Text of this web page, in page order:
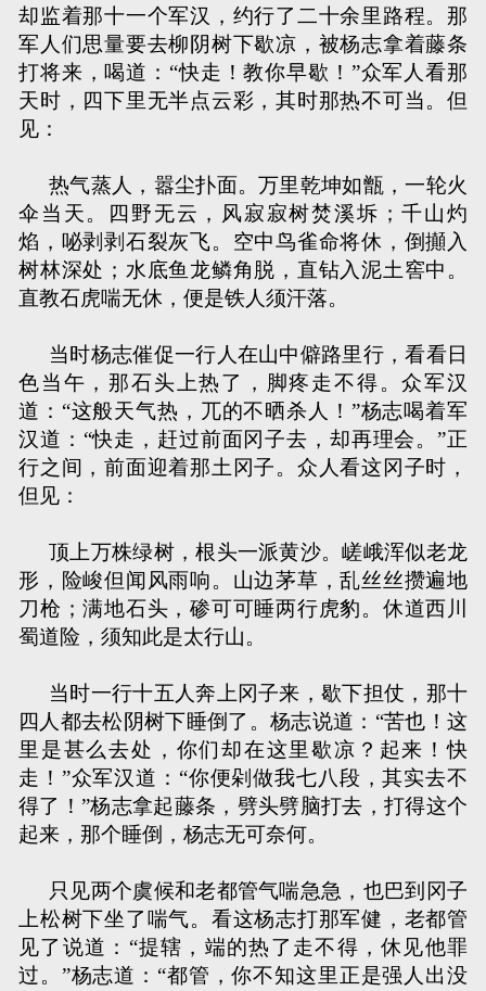
却监着那十一个军汉，约行了二十余里路程。那
军人们思量要去柳阴树下歇凉，被杨志拿着藤条
打将来，喝道：“快走！教你早歇！”众军人看那
天时，四下里无半点云彩，其时那热不可当。但
见：
热气蒸人，嚣尘扑面。万里乾坤如甑，一轮火
伞当天。四野无云，风寂寂树焚溪坼；千山灼
焰，咇剥剥石裂灰飞。空中鸟雀命将休，倒攧入
树林深处；水底鱼龙鳞角脱，直钻入泥土窖中。
直教石虎喘无休，便是铁人须汗落。
当时杨志催促一行人在山中僻路里行，看看日
色当午，那石头上热了，脚疼走不得。众军汉
道：“这般天气热，兀的不晒杀人！”杨志喝着军
汉道：“快走，赶过前面冈子去，却再理会。”正
行之间，前面迎着那土冈子。众人看这冈子时，
但见：
顶上万株绿树，根头一派黄沙。嵯峨浑似老龙
形，险峻但闻风雨响。山边茅草，乱丝丝攒遍地
刀枪；满地石头，碜可可睡两行虎豹。休道西川
蜀道险，须知此是太行山。
当时一行十五人奔上冈子来，歇下担仗，那十
四人都去松阴树下睡倒了。杨志说道：“苦也！这
里是甚么去处，你们却在这里歇凉？起来！快
走！”众军汉道：“你便剁做我七八段，其实去不
得了！”杨志拿起藤条，劈头劈脑打去，打得这个
起来，那个睡倒，杨志无可奈何。
只见两个虞候和老都管气喘急急，也巴到冈子
上松树下坐了喘气。看这杨志打那军健，老都管
见了说道：“提辖，端的热了走不得，休见他罪
过。”杨志道：“都管，你不知这里正是强人出没